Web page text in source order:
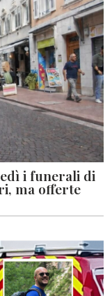
i funerali di
ma offerte